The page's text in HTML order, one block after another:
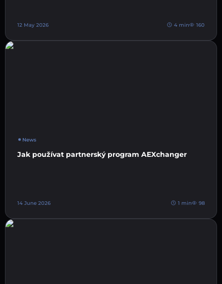
12 May 2026 4 min 160
News
Jak používat partnerský program AEXchanger
14 June 2026 1 min 98